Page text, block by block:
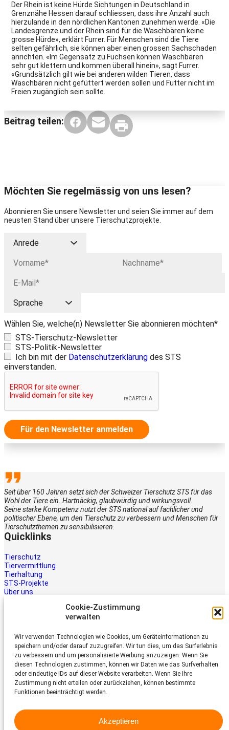
Cookie-Zustimmung
verwalten
Wir verwenden Technologien wie Cookies, um Geräteinformationen zu
speichern und/oder darauf zuzugreifen. Wir tun dies, um das Surferlebnis
zu verbessern und um personalisierte Werbung anzuzeigen. Wenn Sie
diesen Technologien zustimmen, können wir Daten wie das Surfverhalten
oder eindeutige IDs auf dieser Website verarbeiten. Wenn Sie Ihre
Zustimmung nicht erteilen oder zurückziehen, können bestimmte
Funktionen beeinträchtigt werden.
Akzeptieren
Der Rhein ist keine Hürde Sichtungen in Deutschland in
Grenznähe Hessen darauf schliessen, dass ihre Anzahl auch
hierzulande in den nördlichen Kantonen zunehmen werde. «Die
Landesgrenze und der Rhein sind für die Waschbären keine
grosse Hürde», erklärt Furrer. Für Menschen sind die Tiere
selten gefährlich, sie können aber einen grossen Sachschaden
anrichten. «Im Gegensatz zu Füchsen können Waschbären
sehr gut klettern und kommen überall hinein», sagt Furrer.
«Grundsätzlich gilt wie bei anderen wilden Tieren, dass
Waschbären nicht gefüttert werden sollen und Futter nicht im
Freien zugänglich sein sollte.
Beitrag teilen:
Möchten Sie regelmässig von uns lesen?
Abonnieren Sie unsere Newsletter und seien Sie immer auf dem
neusten Stand über unsere Tierschutzprojekte.
Wählen Sie, welche(n) Newsletter Sie abonnieren möchten*
STS-Tierschutz-Newsletter
STS-Politik-Newsletter
Ich bin mit der Datenschutzerklärung des STS
einverstanden.
Für den Newsletter anmelden
Seit über 160 Jahren setzt sich der Schweizer Tierschutz STS für das
Wohl der Tiere ein. Hartnäckig, glaubwürdig und wirkungsvoll.
Seine starke Kompetenz nutzt der STS national auf fachlicher und
politischer Ebene, um den Tierschutz zu verbessern und Menschen für
Tierschutzthemen zu sensibilisieren.
Quicklinks
Tierschutz
Tiervermittlung
Tierhaltung
STS-Projekte
Über uns
Tiere brauchen Hilfe – auch Ihre.
Unterstützen Sie die Arbeit des
Schweizer Tierschutz STS.
Jetzt spenden
Schweizer Tierschutz STS
CH-4053 Basel